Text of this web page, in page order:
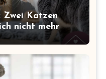
Zwei Katzen
nicht mehr